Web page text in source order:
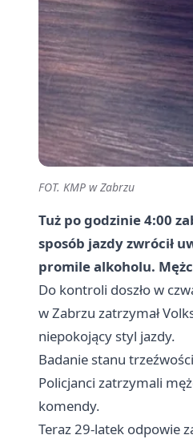
FOT. KMP w Zabrzu
Tuż po godzinie 4:00
sposób jazdy zwrócił
promile alkoholu.
Do kontroli doszło w
w Zabrzu zatrzymał
niepokojący styl jazdy.
Badanie stanu
Policjanci zatrzymali
komendy.
Teraz 29-latek odpowie